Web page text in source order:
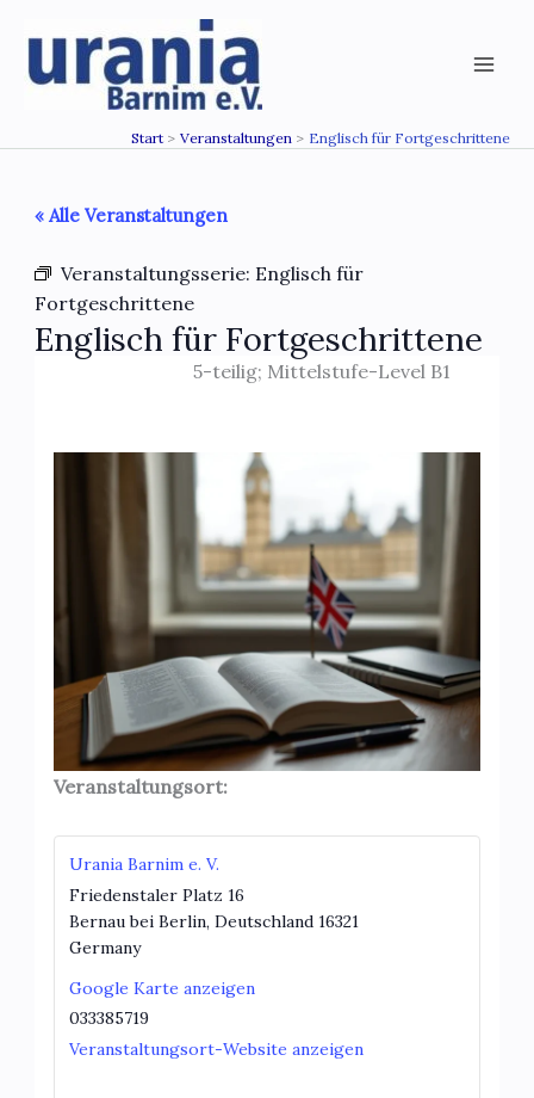
Inhalt
springen
Start Veranstaltungen Englisch für Fortgeschrittene
« Alle Veranstaltungen
Veranstaltungsserie: Englisch für
Fortgeschrittene
Englisch für Fortgeschrittene
5-teilig; Mittelstufe-Level B1
Veranstaltungsort:
Urania Barnim e. V.
Friedenstaler Platz 16
Bernau bei Berlin, Deutschland 16321
Germany
Google Karte anzeigen
033385719
Veranstaltungsort-Website anzeigen